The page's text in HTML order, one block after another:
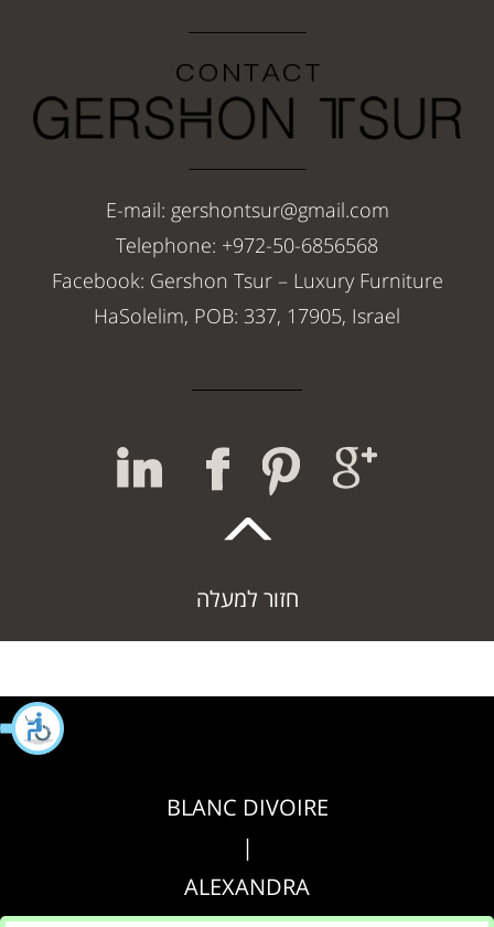
E-mail: gershontsur@gmail.com
Telephone: +972-50-6856568
Facebook: Gershon Tsur – Luxury Furniture
HaSolelim, POB: 337, 17905, Israel
חזור למעלה
BLANC DIVOIRE
|
ALEXANDRA